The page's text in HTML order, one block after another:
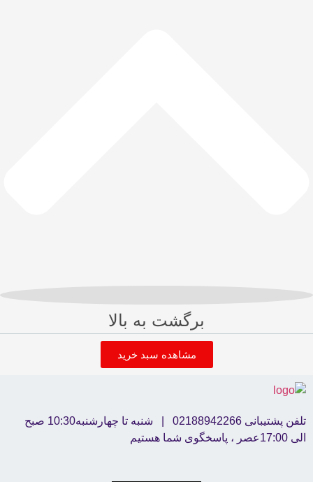
برگشت به بالا
مشاهده سبد خرید
تلفن پشتیبانی 02188942266 | شنبه تا چهارشنبه10:30 صبح
الی 17:00عصر ، پاسخگوی شما هستیم